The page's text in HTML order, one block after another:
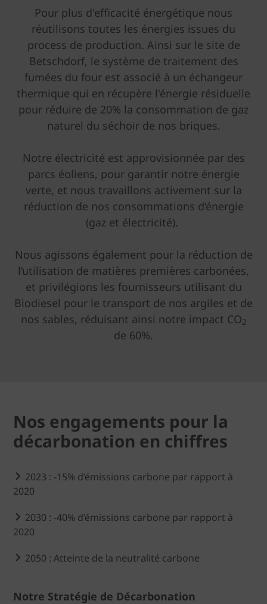
Pour plus d'efficacité énergétique nous
réutilisons toutes les énergies issues du
process de production. Ainsi sur le site de
Betschdorf, le système de traitement des
fumées du four est associé à un échangeur
thermique qui en récupère l'énergie résiduelle
pour réduire de 20% la consommation de gaz
naturel du séchoir de nos briques.
Notre électricité est approvisionnée par des
parcs éoliens, pour garantir notre énergie
verte, et nous travaillons activement sur la
réduction de nos consommations d’énergie
(gaz et électricité).
Nous agissons également pour la réduction de
l’utilisation de matières premières carbonées,
et privilégions les fournisseurs utilisant du
Biodiesel pour le transport de nos argiles et de
nos sables, réduisant ainsi notre impact CO2
de 60%.
Nos engagements pour la
décarbonation en chiffres
2023 : -15% d’émissions carbone par rapport à
2020
2030 : -40% d’émissions carbone par rapport à
2020
2050 : Atteinte de la neutralité carbone
Notre Stratégie de Décarbonation